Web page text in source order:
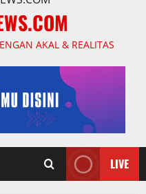
AKAL & REALITAS
LIVE